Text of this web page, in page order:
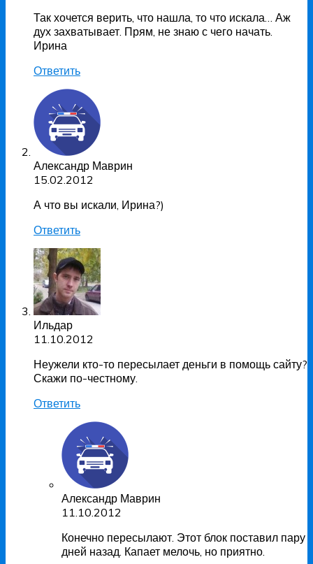
Так хочется верить, что нашла, то что искала… Аж
дух захватывает. Прям, не знаю с чего начать.
Ирина
Ответить
Александр Маврин
15.02.2012
А что вы искали, Ирина?)
Ответить
Ильдар
11.10.2012
Неужели кто-то пересылает деньги в помощь сайту?
Скажи по-честному.
Ответить
Александр Маврин
11.10.2012
Конечно пересылают. Этот блок поставил пару
дней назад. Капает мелочь, но приятно.